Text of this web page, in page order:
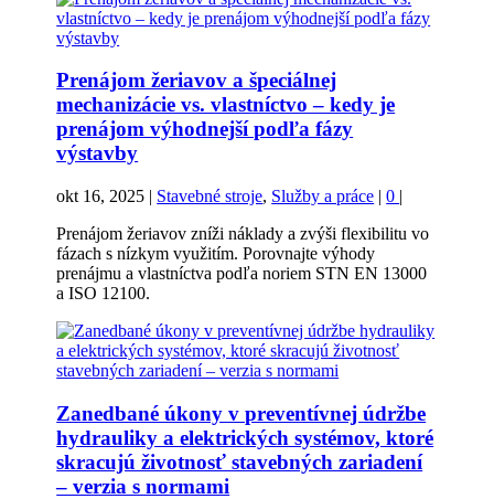
Prenájom žeriavov a špeciálnej
mechanizácie vs. vlastníctvo – kedy je
prenájom výhodnejší podľa fázy
výstavby
okt 16, 2025 | Stavebné stroje, Služby a práce |0 |
Prenájom žeriavov zníži náklady a zvýši flexibilitu vo
fázach s nízkym využitím. Porovnajte výhody
prenájmu a vlastníctva podľa noriem STN EN 13000
a ISO 12100.
Zanedbané úkony v preventívnej údržbe
hydrauliky a elektrických systémov, ktoré
skracujú životnosť stavebných zariadení
– verzia s normami